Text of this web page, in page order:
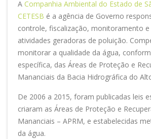
A Companhia Ambiental do Estado de
CETESB é a agência de Governo
controle, fiscalização, monitoramento
atividades geradoras de poluição.
monitorar a qualidade da água,
específica, das Áreas de Proteção e
Mananciais da Bacia Hidrográfica do
De 2006 a 2015, foram publicadas leis
criaram as Áreas de Proteção e
Mananciais – APRM, e estabelecidas
da água.